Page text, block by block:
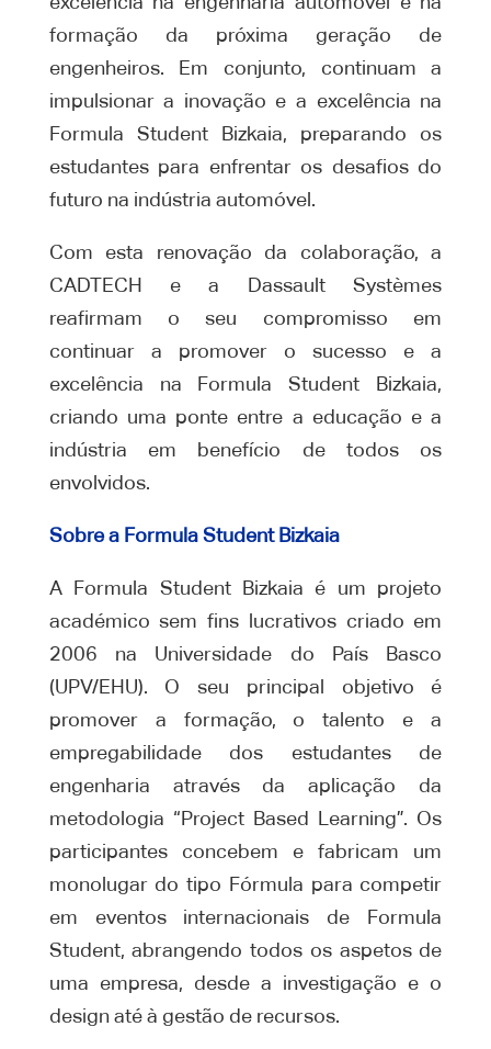
formação da próxima geração de
engenheiros. Em conjunto, continuam a
impulsionar a inovação e a excelência na
Formula Student Bizkaia, preparando os
estudantes para enfrentar os desafios do
futuro na indústria automóvel.
Com esta renovação da colaboração, a
CADTECH e a Dassault Systèmes
reafirmam o seu compromisso em
continuar a promover o sucesso e a
excelência na Formula Student Bizkaia,
criando uma ponte entre a educação e a
indústria em benefício de todos os
envolvidos.
Sobre a Formula Student Bizkaia
A Formula Student Bizkaia é um projeto
académico sem fins lucrativos criado em
2006 na Universidade do País Basco
(UPV/EHU). O seu principal objetivo é
promover a formação, o talento e a
empregabilidade dos estudantes de
engenharia através da aplicação da
metodologia “Project Based Learning”. Os
participantes concebem e fabricam um
monolugar do tipo Fórmula para competir
em eventos internacionais de Formula
Student, abrangendo todos os aspetos de
uma empresa, desde a investigação e o
design até à gestão de recursos.